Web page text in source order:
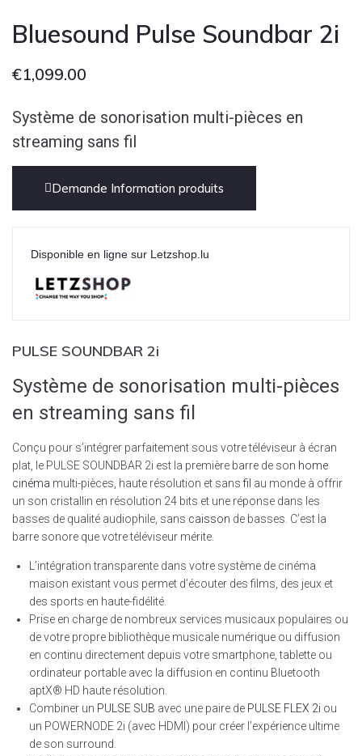
Bluesound Pulse Soundbar 2i
€1,099.00
Système de sonorisation multi-pièces en
streaming sans fil
Demande Information produits
Disponible en ligne sur Letzshop.lu
PULSE SOUNDBAR 2i
Système de sonorisation multi-pièces
en streaming sans fil
Conçu pour s’intégrer parfaitement sous votre téléviseur à écran
plat, le PULSE SOUNDBAR 2i est la première barre de son home
cinéma multi-pièces, haute résolution et sans fil au monde à offrir
un son cristallin en résolution 24 bits et une réponse dans les
basses de qualité audiophile, sans caisson de basses. C’est la
barre sonore que votre téléviseur mérite.
L’intégration transparente dans votre système de cinéma
maison existant vous permet d’écouter des films, des jeux et
des sports en haute-fidélité.
Prise en charge de nombreux services musicaux populaires ou
de votre propre bibliothèque musicale numérique ou diffusion
en continu directement depuis votre smartphone, tablette ou
ordinateur portable avec la diffusion en continu Bluetooth
aptX® HD haute résolution.
Combiner un PULSE SUB avec une paire de PULSE FLEX 2i ou
un POWERNODE 2i (avec HDMI) pour créer l’expérience ultime
de son surround.